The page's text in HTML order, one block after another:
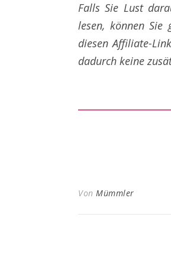
Falls Sie Lust
lesen, können Sie
diesen Affiliate-
dadurch keine
Von Mümmler